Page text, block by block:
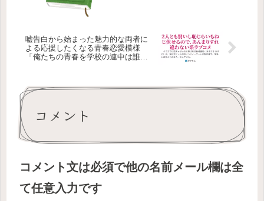
嘘告白から始まった魅力的な両者に
よる応援したくなる青春恋愛模様
「俺たちの青春を学校の連中は誰も
コメント
コメント文は必須で他の名前メール欄は全
て任意入力です